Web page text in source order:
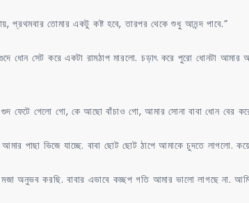
প্রথমবার তোমার একটু কষ্ট হবে, তারপর থেকে শুধু আনন্দ পাবে.”
ধোন সেট করে একটা রামঠাপ মারলো. চড়াৎ করে পুরো ধোনটা
ফেটে গেলো গো, কে আছো বাঁচাও গো, আমার সোনা বাবা ধোন বের
পাছা ভিজে যাচ্ছে. বাবা ছোট ছোট ঠাপে আমাকে চুদতে লাগলো.
অনুভব করছি. বাবার এভাবে কচ্ছপ গতি আমার ভালো লাগছে না.